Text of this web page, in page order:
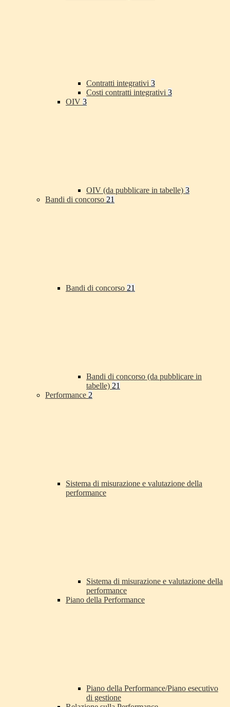
Contratti integrativi 3
Costi contratti integrativi 3
OIV 3
OIV (da pubblicare in tabelle) 3
Bandi di concorso 21
Bandi di concorso 21
Bandi di concorso (da pubblicare in
tabelle) 21
Performance 2
Sistema di misurazione e valutazione della
performance
Sistema di misurazione e valutazione della
performance
Piano della Performance
Piano della Performance/Piano esecutivo
di gestione